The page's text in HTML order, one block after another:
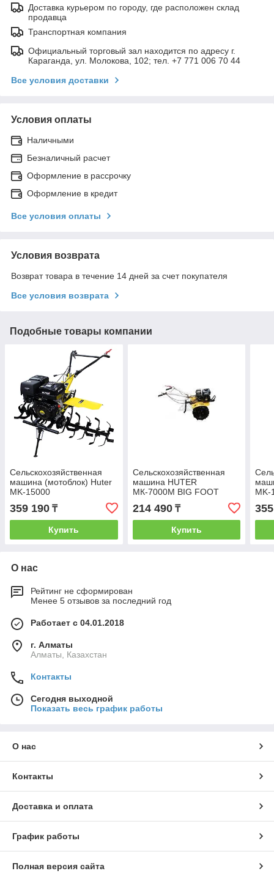
Доставка курьером по городу, где расположен склад
продавца
Транспортная компания
Официальный торговый зал находится по адресу г.
Караганда, ул. Молокова, 102; тел. +7 771 006 70 44
Все условия доставки
Условия оплаты
Наличными
Безналичный расчет
Оформление в рассрочку
Оформление в кредит
Все условия оплаты
Условия возврата
Возврат товара в течение 14 дней за счет покупателя
Все условия возврата
Подобные товары компании
Сельскохозяйственная
машина (мотоблок) Huter
MK-15000
359 190 ₸
Купить
Сельскохозяйственная
машина HUTER
МК-7000М BIG FOOT
214 490₸
Купить
MK-
О нас
Рейтинг не сформирован
Менее 5 отзывов за последний год
Работает с 04.01.2018
г. Алматы
Алматы, Казахстан
Контакты
Сегодня выходной
Показать весь график работы
О нас
Контакты
Доставка и оплата
График работы
Полная версия сайта